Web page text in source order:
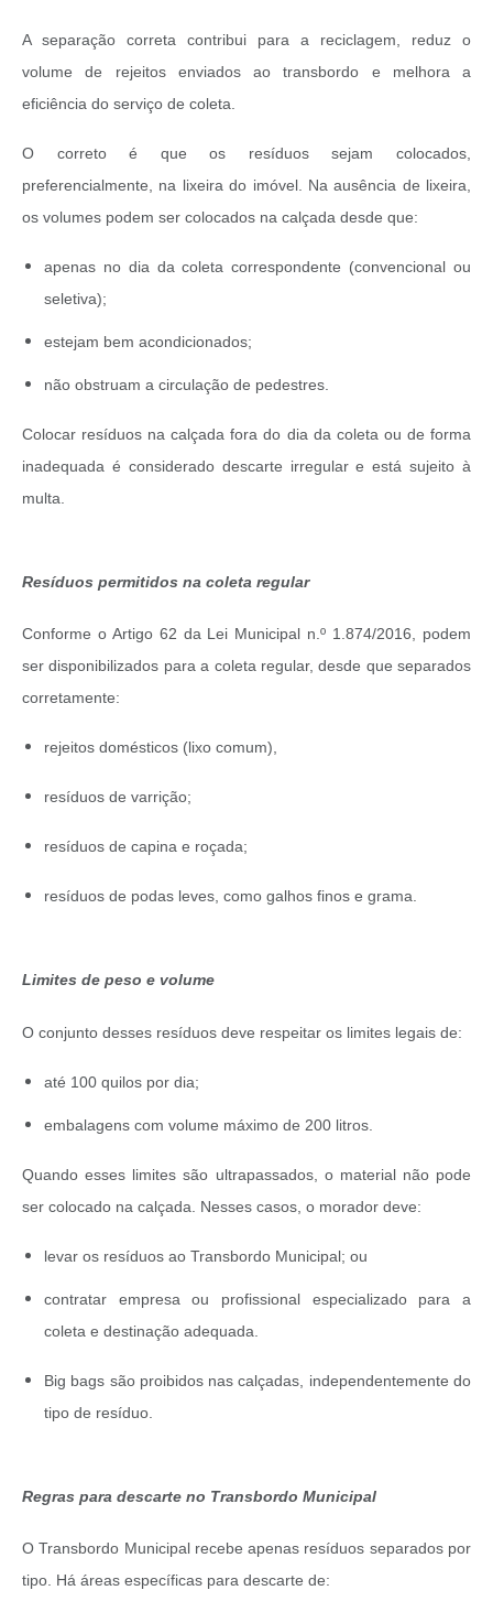
A separação correta contribui para a reciclagem, reduz o
volume de rejeitos enviados ao transbordo e melhora a
eficiência do serviço de coleta.
O correto é que os resíduos sejam colocados,
preferencialmente, na lixeira do imóvel. Na ausência de lixeira,
os volumes podem ser colocados na calçada desde que:
apenas no dia da coleta correspondente (convencional ou
seletiva);
estejam bem acondicionados;
não obstruam a circulação de pedestres.
Colocar resíduos na calçada fora do dia da coleta ou de forma
inadequada é considerado descarte irregular e está sujeito à
multa.
Resíduos permitidos na coleta regular
Conforme o Artigo 62 da Lei Municipal n.º 1.874/2016, podem
ser disponibilizados para a coleta regular, desde que separados
corretamente:
rejeitos domésticos (lixo comum),
resíduos de varrição;
resíduos de capina e roçada;
resíduos de podas leves, como galhos finos e grama.
Limites de peso e volume
O conjunto desses resíduos deve respeitar os limites legais de:
até 100 quilos por dia;
embalagens com volume máximo de 200 litros.
Quando esses limites são ultrapassados, o material não pode
ser colocado na calçada. Nesses casos, o morador deve:
levar os resíduos ao Transbordo Municipal; ou
contratar empresa ou profissional especializado para a
coleta e destinação adequada.
Big bags são proibidos nas calçadas, independentemente do
tipo de resíduo.
Regras para descarte no Transbordo Municipal
O Transbordo Municipal recebe apenas resíduos separados por
tipo. Há áreas específicas para descarte de: